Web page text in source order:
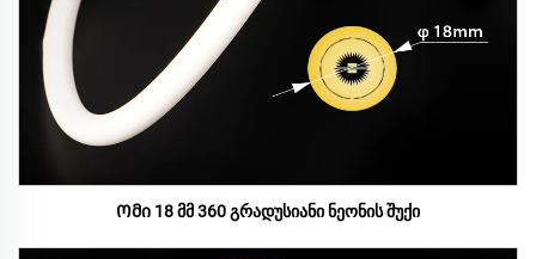
Ომი 18 მმ 360 გრადუსიანი ნეონის შუქი